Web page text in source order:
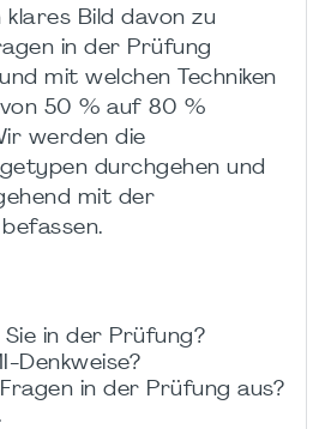
Bild davon zu
in der Prüfung
mit welchen Techniken
50 % auf 80 %
werden die
durchgehen und
mit der
in der Prüfung?
Denkweise?
in der Prüfung aus?